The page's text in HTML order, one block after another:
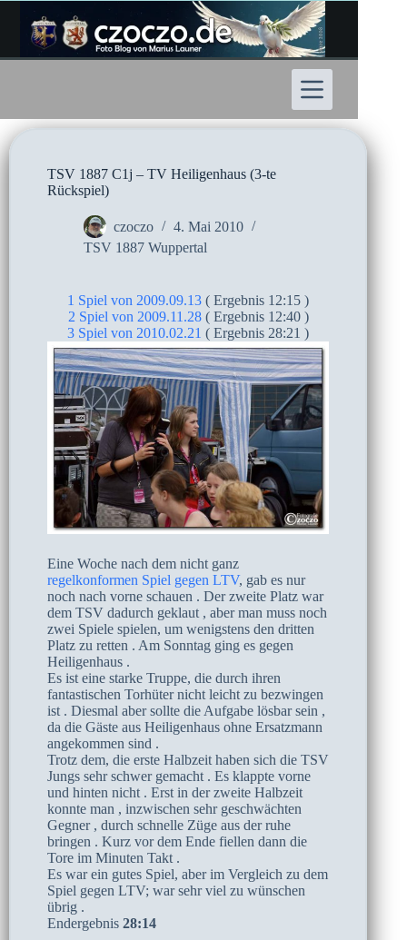
Inhalt
springen
TSV 1887 C1j – TV Heiligenhaus (3-te
Rückspiel)
czoczo
4. Mai 2010
TSV 1887 Wuppertal
1 Spiel von 2009.09.13 ( Ergebnis 12:15 )
2 Spiel von 2009.11.28( Ergebnis 12:40 )
3 Spiel von 2010.02.21 ( Ergebnis 28:21 )
Eine Woche nach dem nicht ganz
regelkonformen Spiel gegen LTV, gab es nur
noch nach vorne schauen . Der zweite Platz war
dem TSV dadurch geklaut , aber man muss noch
zwei Spiele spielen, um wenigstens den dritten
Platz zu retten . Am Sonntag ging es gegen
Heiligenhaus .
Es ist eine starke Truppe, die durch ihren
fantastischen Torhüter nicht leicht zu bezwingen
ist . Diesmal aber sollte die Aufgabe lösbar sein ,
da die Gäste aus Heiligenhaus ohne Ersatzmann
angekommen sind .
Trotz dem, die erste Halbzeit haben sich die TSV
Jungs sehr schwer gemacht . Es klappte vorne
und hinten nicht . Erst in der zweite Halbzeit
konnte man , inzwischen sehr geschwächten
Gegner , durch schnelle Züge aus der ruhe
bringen . Kurz vor dem Ende fiellen dann die
Tore im Minuten Takt .
Es war ein gutes Spiel, aber im Vergleich zu dem
Spiel gegen LTV; war sehr viel zu wünschen
übrig .
Endergebnis 28:14